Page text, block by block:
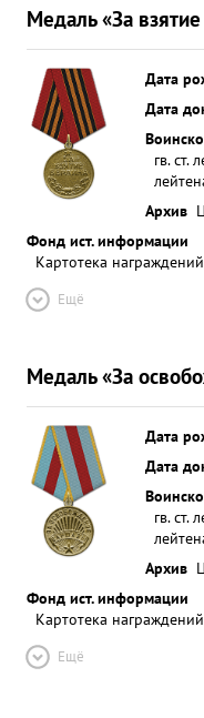
Медаль «За
Дата
Дата
гв. ст.
Архив
Фонд ист. информации
Картотека награждений
Ещё
Медаль «За
Дата
Дата
гв. ст.
Архив
Фонд ист. информации
Картотека награждений
Ещё